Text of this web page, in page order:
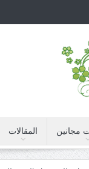
مجانين المقالات